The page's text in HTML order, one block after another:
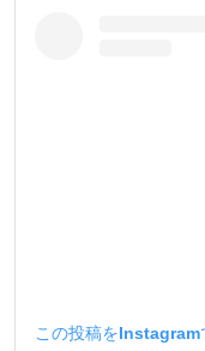
この投稿をInstagram